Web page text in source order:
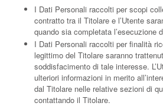
I Dati Personali raccolti per scopi
contratto tra il Titolare e l’Utente
quando sia completata l’esecuzione
I Dati Personali raccolti per finalità
legittimo del Titolare saranno
soddisfacimento di tale interesse.
ulteriori informazioni in merito
dal Titolare nelle relative sezioni di
contattando il Titolare.